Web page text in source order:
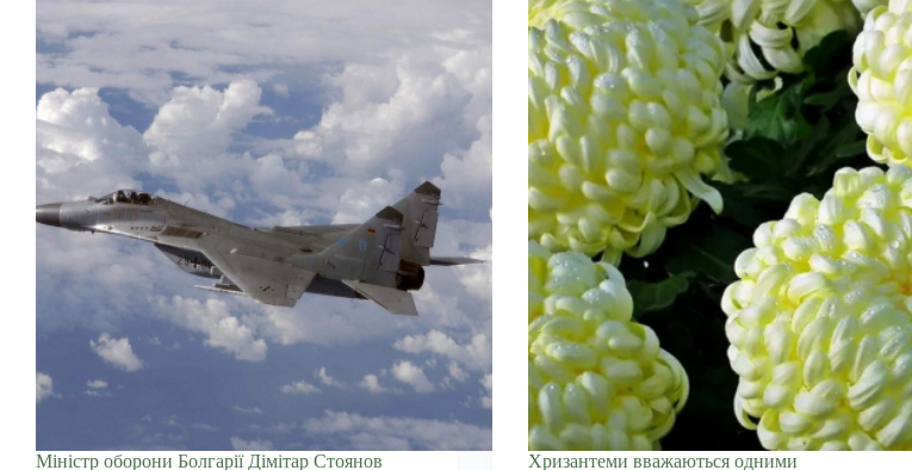
Міністр оборони Болгарії Дімітар Стоянов
Хризантеми вважаються одними